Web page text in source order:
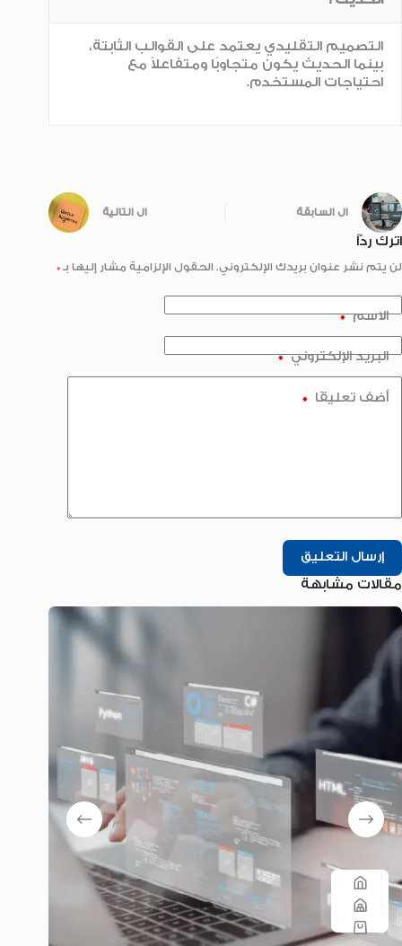
التصميم التقليدي يعتمد على القوالب الثابتة،
بينما الحديث يكون متجاوبًا ومتفاعلاً مع
احتياجات المستخدم.
ال السابقة ال التالية
اترك ردّاً
لن يتم نشر عنوان بريدك الإلكتروني. الحقول الإلزامية مشار إليها بـ *
الاسم*
البريد الإلكتروني*
أضف تعليقًا *
إرسال التعليق
مقالات مشابهة